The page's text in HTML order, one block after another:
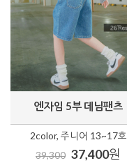
엔자임 5부 데님팬츠
2color, 주니어 13~17호
39,300 37,400원